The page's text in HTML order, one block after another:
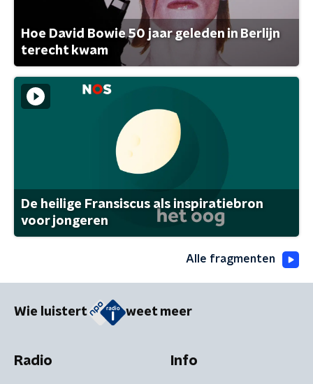
Hoe David Bowie 50 jaar geleden in Berlijn
terecht kwam
De heilige Fransiscus als inspiratiebron
voor jongeren
Alle fragmenten
Wie luistert weet meer
Radio Info